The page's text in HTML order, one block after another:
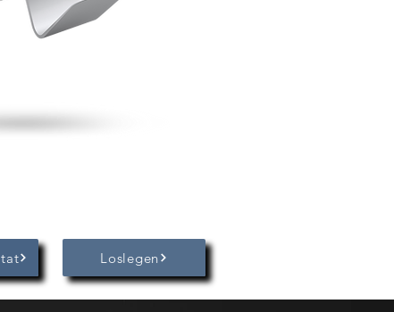
Loslegen